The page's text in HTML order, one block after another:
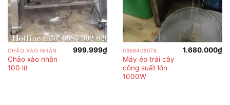
CHẢO XÀO NHÂN
Chảo xào nhân
100 lít
999.999₫ 0966408078
Máy ép trái cây
công suất lớn
1000W
1.680.000₫